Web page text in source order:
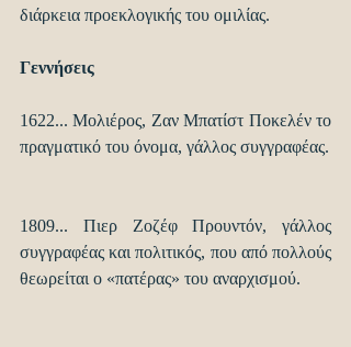
διάρκεια προεκλογικής του ομιλίας.
Γεννήσεις
1622... Μολιέρος, Ζαν Μπατίστ Ποκελέν το
πραγματικό του όνομα, γάλλος συγγραφέας.
1809... Πιερ Ζοζέφ Προυντόν, γάλλος
συγγραφέας και πολιτικός, που από πολλούς
θεωρείται ο «πατέρας» του αναρχισμού.